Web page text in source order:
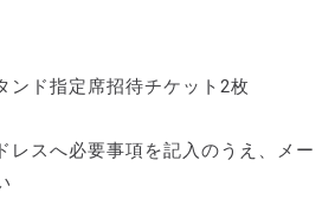
ンド指定席招待チケット2枚
レスへ必要事項を記入のうえ、メー